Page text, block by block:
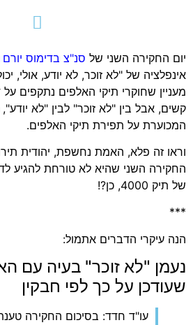
יום החקירה השני של סנ"צ בדימוס יורם
אינפלציה של "לא זוכר, לא יודע, אולי,
מעניין שחוקרי תיקי האלפים נתקפים על
קשים, אבל בין "לא זוכר" לבין "לא
המכוערת על תפירת תיקי האלפים.
וראו זה פלא, האמת נחשפת, יהודית
החקירה השני שהיא לא טורחת להגיע
של תיק 4000, כן?!
***
הנה עיקרי הדברים אתמול:
נעמן "לא זוכר" בעיה עם
שעודכן על כך לפי חבקין
עו"ד חדד: בסיכום החקירה